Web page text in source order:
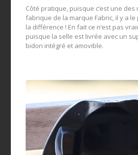
Côté pratique, puisque c’est une des
fabrique de la marque Fabric, il y a
la différence ! En fait ce n’est pas
puisque la selle est livrée avec un
bidon intégré et amovible.